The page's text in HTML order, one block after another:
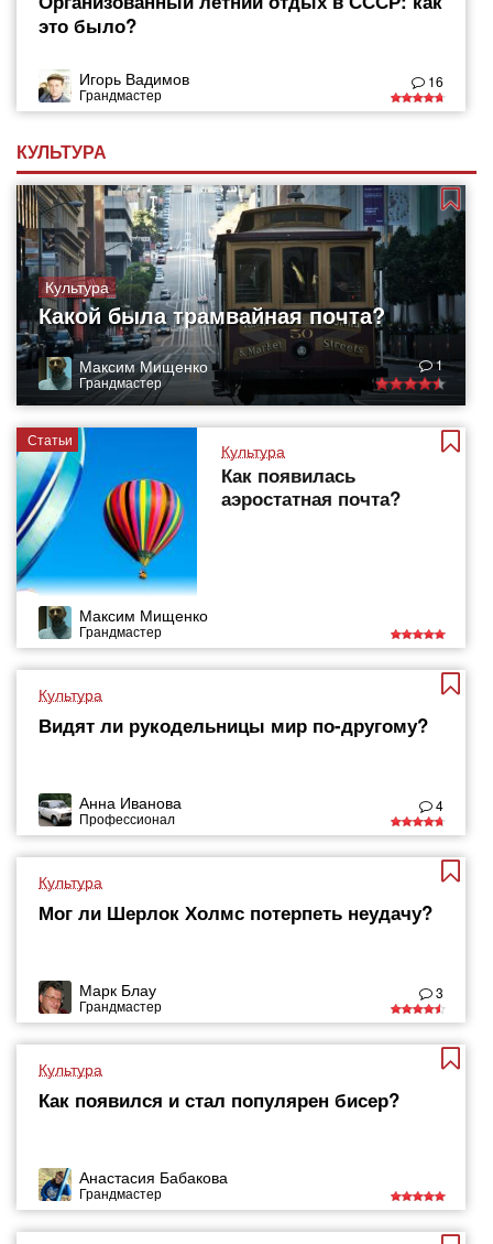
это было?
Игорь Вадимов
Грандмастер
16
КУЛЬТУРА
Культура
Какой была трамвайная почта?
Максим Мищенко
Грандмастер
1
Статьи
Культура
Как появилась
аэростатная почта?
Максим Мищенко
Грандмастер
Культура
Видят ли рукодельницы мир по-другому?
Анна Иванова
Профессионал
4
Культура
Мог ли Шерлок Холмс потерпеть неудачу?
Марк Блау
Грандмастер
3
Культура
Как появился и стал популярен бисер?
Анастасия Бабакова
Грандмастер